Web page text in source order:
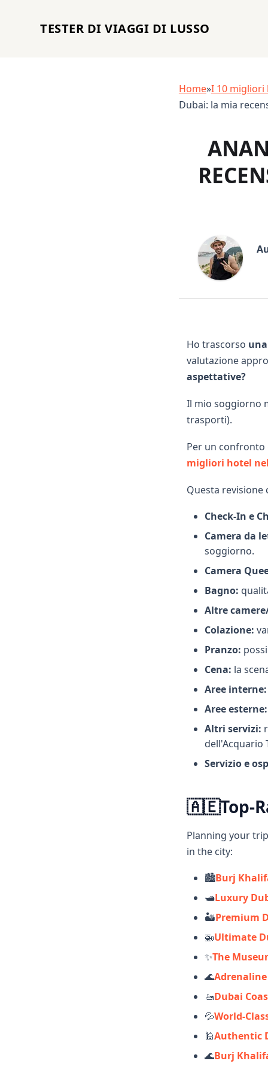
TESTER DI VIAGGI DI LUSSO
Home»I 10 migliori
Dubai: la mia
Ho trascorso
valutazione
aspettative?
Il mio soggiorno
trasporti).
Per un
migliori hotel
Questa revisione
Check-In e
Camera da
soggiorno.
Camera
Bagno:
Altre
Colazione:
Pranzo:
Cena: la
Aree interne:
Aree esterne:
Altri servizi:
dell'Acquario
Servizio e
🇦🇪Top-
Planning your
in the city:
🏙️Burj
🛥️Luxury
🏜️Premium
🚁Ultimate
✨The
🌊
🚤Dubai
💦World-
🕌Authentic
🌊Burj